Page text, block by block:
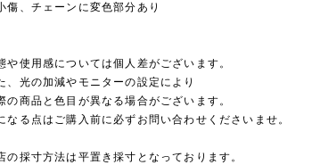
傷、チェーンに変色部分あり
や使用感については個人差がございます。
、光の加減やモニターの設定により
の商品と色目が異なる場合がございます。
なる点はご購入前に必ずお問い合わせくださいませ。
の採寸方法は平置き採寸となっております。